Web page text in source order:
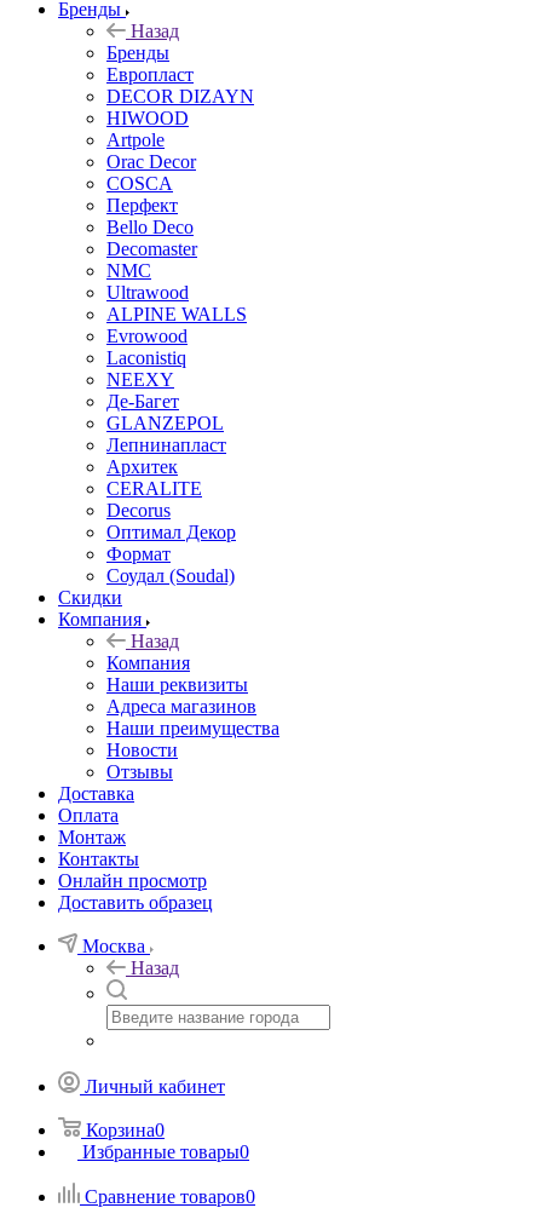
Бренды
Назад
Бренды
Европласт
DECOR DIZAYN
HIWOOD
Artpole
Orac Decor
COSCA
Перфект
Bello Deco
Decomaster
NMС
Ultrawood
ALPINE WALLS
Evrowood
Laconistiq
NEEXY
Де-Багет
GLANZEPOL
Лепнинапласт
Архитек
CERALITE
Decorus
Оптимал Декор
Формат
Соудал (Soudal)
Скидки
Компания
Назад
Компания
Наши реквизиты
Адреса магазинов
Наши преимущества
Новости
Отзывы
Доставка
Оплата
Монтаж
Контакты
Онлайн просмотр
Доставить образец
Москва
Назад
Личный кабинет
Корзина0
Избранные товары0
Сравнение товаров0